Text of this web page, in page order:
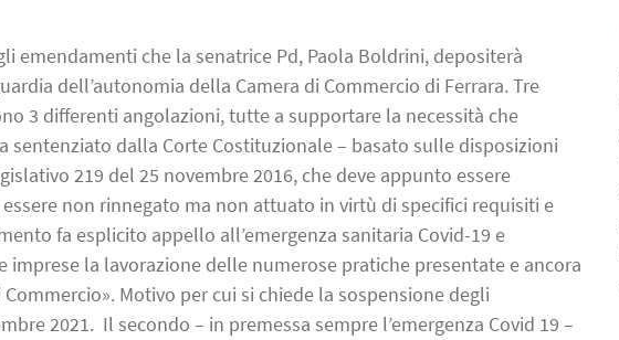
emendamenti che la senatrice Pd, Paola Boldrini, depositerà
dell’autonomia della Camera di Commercio di Ferrara. Tre
3 differenti angolazioni, tutte a supportare la necessità che
sentenziato dalla Corte Costituzionale – basato sulle disposizioni
219 del 25 novembre 2016, che deve appunto essere
non rinnegato ma non attuato in virtù di specifici requisiti e
fa esplicito appello all’emergenza sanitaria Covid-19 e
imprese la lavorazione delle numerose pratiche presentate e ancora
Motivo per cui si chiede la sospensione degli
2021. Il secondo – in premessa sempre l’emergenza Covid 19 –